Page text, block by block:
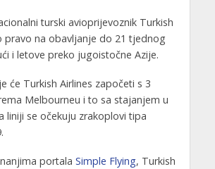
turski avioprijevoznik Turkish
pravo na obavljanje do 21 tjednog
i letove preko jugoistočne Azije.
će Turkish Airlines započeti s 3
Melbourneu i to sa stajanjem u
liniji se očekuju zrakoplovi tipa
portala Simple Flying, Turkish